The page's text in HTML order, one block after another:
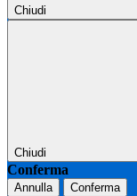
Chiudi
Chiudi
Conferma
Annulla Conferma